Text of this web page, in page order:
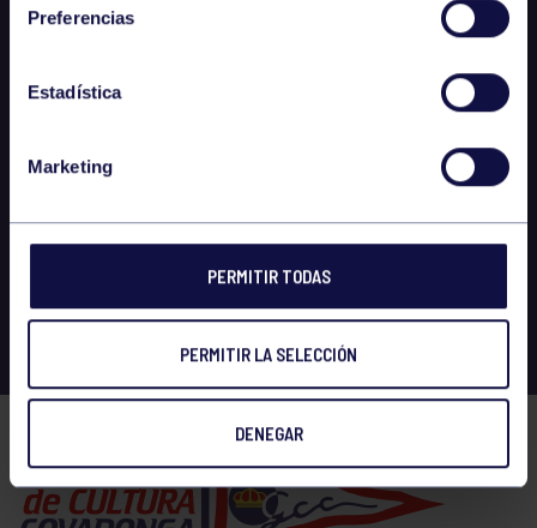
Preferencias
Estadística
Marketing
PERMITIR TODAS
PERMITIR LA SELECCIÓN
DENEGAR